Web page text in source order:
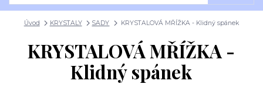
Úvod KRYSTALY SADY KRYSTALOVÁ MŘÍŽKA - Klidný spánek
KRYSTALOVÁ MŘÍŽKA -
Klidný spánek